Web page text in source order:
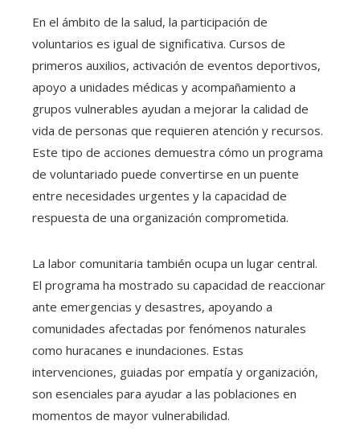
En el ámbito de la salud, la participación de
voluntarios es igual de significativa. Cursos de
primeros auxilios, activación de eventos deportivos,
apoyo a unidades médicas y acompañamiento a
grupos vulnerables ayudan a mejorar la calidad de
vida de personas que requieren atención y recursos.
Este tipo de acciones demuestra cómo un programa
de voluntariado puede convertirse en un puente
entre necesidades urgentes y la capacidad de
respuesta de una organización comprometida.
La labor comunitaria también ocupa un lugar central.
El programa ha mostrado su capacidad de reaccionar
ante emergencias y desastres, apoyando a
comunidades afectadas por fenómenos naturales
como huracanes e inundaciones. Estas
intervenciones, guiadas por empatía y organización,
son esenciales para ayudar a las poblaciones en
momentos de mayor vulnerabilidad.